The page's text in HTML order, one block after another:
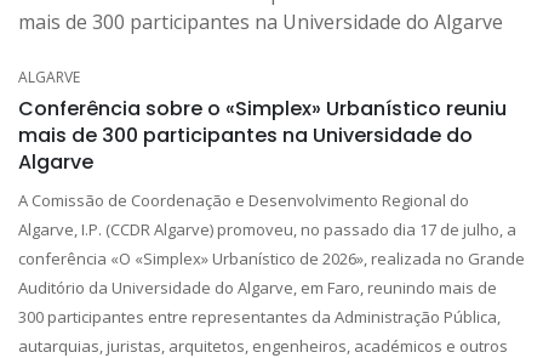
ALGARVE
Conferência sobre o «Simplex» Urbanístico reuniu
mais de 300 participantes na Universidade do
Algarve
A Comissão de Coordenação e Desenvolvimento Regional do
Algarve, I.P. (CCDR Algarve) promoveu, no passado dia 17 de julho, a
conferência «O «Simplex» Urbanístico de 2026», realizada no Grande
Auditório da Universidade do Algarve, em Faro, reunindo mais de
300 participantes entre representantes da Administração Pública,
autarquias, juristas, arquitetos, engenheiros, académicos e outros